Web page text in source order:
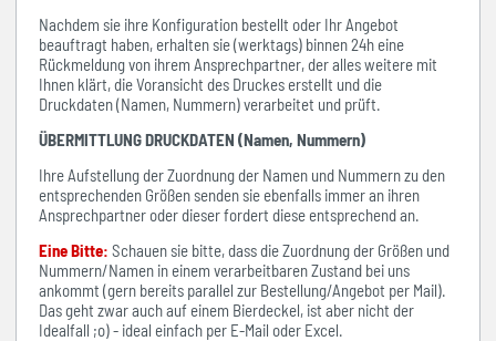
Nachdem sie ihre Konfiguration bestellt oder Ihr Angebot
beauftragt haben, erhalten sie (werktags) binnen 24h eine
Rückmeldung von ihrem Ansprechpartner, der alles weitere mit
Ihnen klärt, die Voransicht des Druckes erstellt und die
Druckdaten (Namen, Nummern) verarbeitet und prüft.
ÜBERMITTLUNG DRUCKDATEN (Namen, Nummern)
Ihre Aufstellung der Zuordnung der Namen und Nummern zu den
entsprechenden Größen senden sie ebenfalls immer an ihren
Ansprechpartner oder dieser fordert diese entsprechend an.
Eine Bitte: Schauen sie bitte, dass die Zuordnung der Größen und
Nummern/Namen in einem verarbeitbaren Zustand bei uns
ankommt (gern bereits parallel zur Bestellung/Angebot per Mail).
Das geht zwar auch auf einem Bierdeckel, ist aber nicht der
Idealfall ;o) - ideal einfach per E-Mail oder Excel.